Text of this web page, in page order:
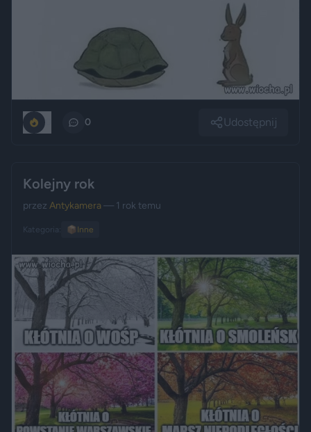
0 Udostępnij
Kolejny rok
przez Antykamera — 1 rok temu
Kategoria: 📦 Inne